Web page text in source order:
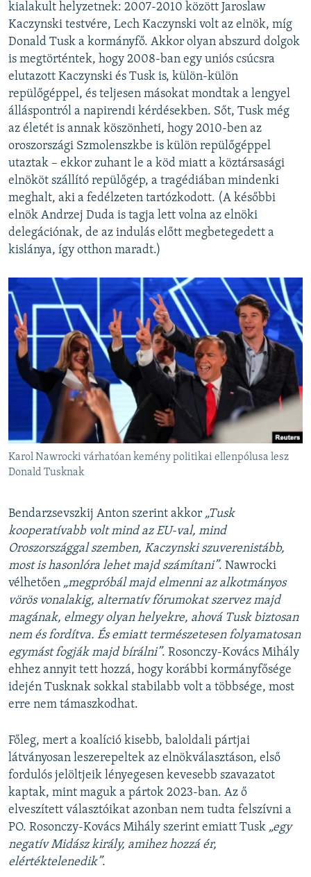
kialakult helyzetnek: 2007-2010 között Jaroslaw
Kaczynski testvére, Lech Kaczynski volt az elnök, míg
Donald Tusk a kormányfő. Akkor olyan abszurd dolgok
is megtörténtek, hogy 2008-ban egy uniós csúcsra
elutazott Kaczynski és Tusk is, külön-külön
repülőgéppel, és teljesen másokat mondtak a lengyel
álláspontról a napirendi kérdésekben. Sőt, Tusk még
az életét is annak köszönheti, hogy 2010-ben az
oroszországi Szmolenszkbe is külön repülőgéppel
utaztak – ekkor zuhant le a köd miatt a köztársasági
elnököt szállító repülőgép, a tragédiában mindenki
meghalt, aki a fedélzeten tartózkodott. (A későbbi
elnök Andrzej Duda is tagja lett volna az elnöki
delegációnak, de az indulás előtt megbetegedett a
kislánya, így otthon maradt.)
Karol Nawrocki várhatóan kemény politikai ellenpólusa lesz
Donald Tusknak
Bendarzsevszkij Anton szerint akkor „Tusk
kooperatívabb volt mind az EU-val, mind
Oroszországgal szemben, Kaczynski szuverenistább,
most is hasonlóra lehet majd számítani”. Nawrocki
vélhetően „megpróbál majd elmenni az alkotmányos
vörös vonalakig, alternatív fórumokat szervez majd
magának, elmegy olyan helyekre, ahová Tusk biztosan
nem és fordítva. És emiatt természetesen folyamatosan
egymást fogják majd bírálni”. Rosonczy-Kovács Mihály
ehhez annyit tett hozzá, hogy korábbi kormányfősége
idején Tusknak sokkal stabilabb volt a többsége, most
erre nem támaszkodhat.
Főleg, mert a koalíció kisebb, baloldali pártjai
látványosan leszerepeltek az elnökválasztáson, első
fordulós jelöltjeik lényegesen kevesebb szavazatot
kaptak, mint maguk a pártok 2023-ban. Az ő
elveszített választóikat azonban nem tudta felszívni a
PO. Rosonczy-Kovács Mihály szerint emiatt Tusk „egy
negatív Midász király, amihez hozzá ér,
elértéktelenedik”.